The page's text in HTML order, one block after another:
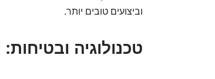
וביצועים טובים יותר.
טכנולוגיה ובטיחות: